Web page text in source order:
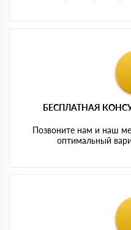
БЕСПЛАТНАЯ
Позвоните нам и наш
оптимальный